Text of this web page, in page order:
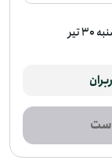
تیر
است